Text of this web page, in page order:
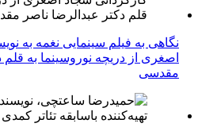
نگاهی به فیلم سینمایی نغمه به
اصغری از دریچه نوروسینما به قلم
مقدسی